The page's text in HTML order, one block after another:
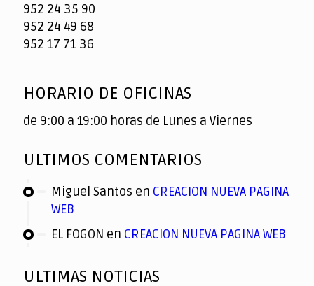
952 24 35 90
952 24 49 68
952 17 71 36
HORARIO DE OFICINAS
de 9:00 a 19:00 horas de Lunes a Viernes
ULTIMOS COMENTARIOS
Miguel Santos en CREACION NUEVA PAGINA
WEB
EL FOGON en CREACION NUEVA PAGINA WEB
ULTIMAS NOTICIAS